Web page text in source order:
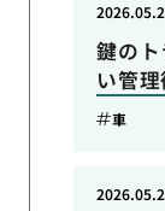
鍵の
い管
車